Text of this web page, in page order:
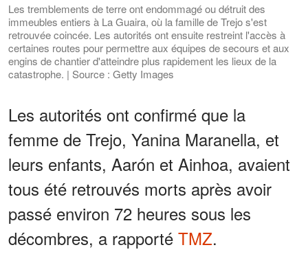
Les tremblements de terre ont endommagé ou détruit des
immeubles entiers à La Guaira, où la famille de Trejo s'est
retrouvée coincée. Les autorités ont ensuite restreint l'accès à
certaines routes pour permettre aux équipes de secours et aux
engins de chantier d'atteindre plus rapidement les lieux de la
catastrophe. | Source : Getty Images
Les autorités ont confirmé que la
femme de Trejo, Yanina Maranella, et
leurs enfants, Aarón et Ainhoa, avaient
tous été retrouvés morts après avoir
passé environ 72 heures sous les
décombres, a rapporté TMZ.